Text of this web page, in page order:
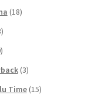
(18)
(3)
Time (15)